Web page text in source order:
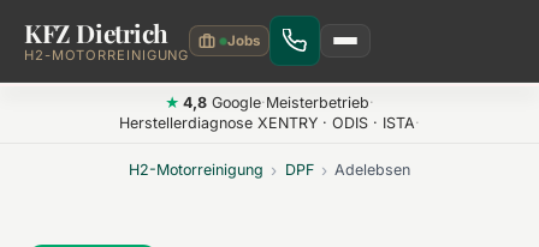
Zum Hauptinhalt springen
KFZ Dietrich
H2-MOTORREINIGUNG
★ 4,8Google·Meisterbetrieb·
Herstellerdiagnose XENTRY · ODIS · ISTA·
H2-Motorreinigung › DPF › Adelebsen